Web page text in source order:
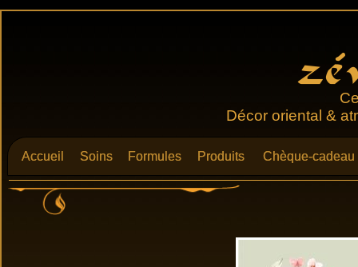
Soins Chèque-cadeau
Produits
Formules
Accueil Chèque-cadeau
Produits
Formules
Soins
Accueil
Décor oriental &